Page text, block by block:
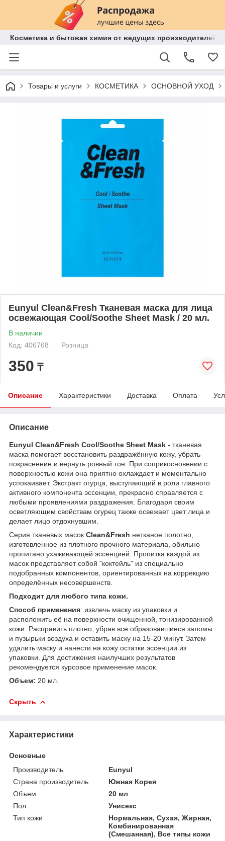
Косметика и бытовая химия от ведущих производителей
Товары и услуги КОСМЕТИКА ОСНОВНОЙ УХОД
Eunyul Clean&Fresh Тканевая маска для лица
освежающая Cool/Soothe Sheet Mask / 20 мл.
В наличии
Код: 406768
Розница
350 ₸
Описание Характеристики Доставка Оплата
Описание
Eunyul Clean&Fresh Cool/Soothe Sheet Mask - тканевая
маска помогает восстановить раздражённую кожу, убрать
покраснение и вернуть ровный тон. При соприкосновении с
поверхностью кожи она приятно охлаждает и моментально
успокаивает. Экстракт огурца, выступающий в роли главного
активного компонента эссенции, прекрасно справляется с
любыми проявлениями раздражения. Благодаря своим
осветляющим свойствам огурец также освежает цвет лица и
делает лицо отдохнувшим.
Серия тканевых масок Clean&Fresh нетканое полотно,
изготовленное из плотного прочного материала, обильно
пропитано ухаживающей эссенцией. Пропитка каждой из
масок представляет собой "коктейль" из специально
подобранных компонентов, ориентированных на коррекцию
определённых несовершенств.
Подходит для любого типа кожи.
Способ применения: извлечь маску из упаковки и
расположить её на поверхности очищенной, тонизированной
кожи. Расправить плотно, убрав все образовавшиеся заломы
и пузырьки воздуха и оставить маску на 15-20 минут. Затем
удалить маску и нанести на кожу остатки эссенции из
упаковки. Для достижения наилучших результатов
рекомендуется курсовое применение масок.
Объем: 20 мл.
Скрыть
Характеристики
Основные
Производитель
Eunyul
Страна производитель
Южная Корея
Объем
20 мл
Пол
Унисекс
Тип кожи
Нормальная, Сухая, Жирная,
Комбинированная
(Смешанная), Все типы кожи